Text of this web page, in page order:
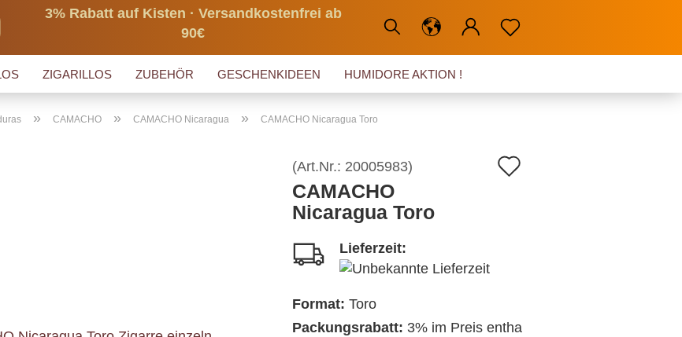
3% Rabatt auf Kisten · Versandkostenfrei ab
90€
ZIGARILLOS ZUBEHÖR GESCHENKIDEEN HUMIDORE AKTION !
» CAMACHO » CAMACHO Nicaragua » CAMACHO Nicaragua Toro
(Art.Nr.: 20005983)
CAMACHO
Nicaragua Toro
Lieferzeit:
Format: Toro
Packungsrabatt: 3% im Preis entha